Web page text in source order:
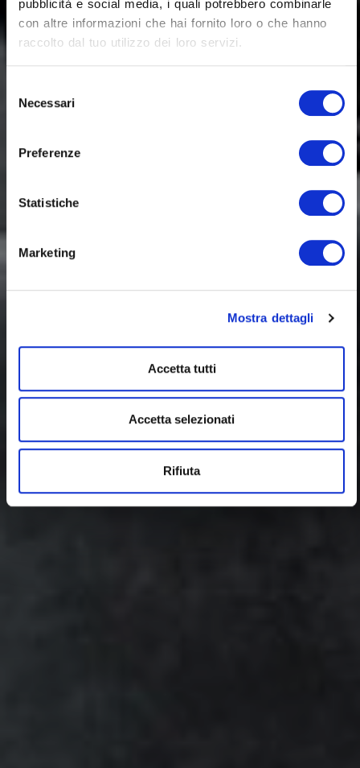
pubblicità e social media, i quali potrebbero combinarle
con altre informazioni che hai fornito loro o che hanno
raccolto dal tuo utilizzo dei loro servizi.
delNecessari
Preferenze
Statistiche
Marketing
Mostra dettagli
Accetta tutti
Accetta selezionati
Rifiuta
Sei un rivenditore?